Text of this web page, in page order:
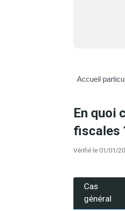
Accueil
En quoi
fiscales
Vérifié le 01/01/
Cas
général